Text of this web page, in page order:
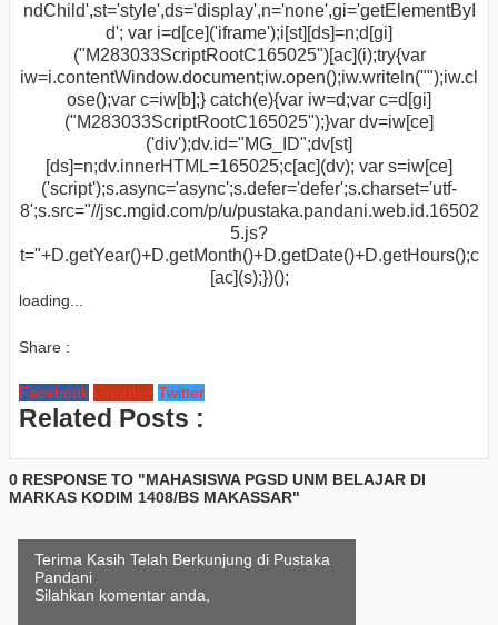
ndChild',st='style',ds='display',n='none',gi='getElementByI
d'; var i=d[ce]('iframe');i[st][ds]=n;d[gi]
("M283033ScriptRootC165025")[ac](i);try{var
iw=i.contentWindow.document;iw.open();iw.writeln("");iw.cl
ose();var c=iw[b];} catch(e){var iw=d;var c=d[gi]
("M283033ScriptRootC165025");}var dv=iw[ce]
('div');dv.id="MG_ID";dv[st]
[ds]=n;dv.innerHTML=165025;c[ac](dv); var s=iw[ce]
('script');s.async='async';s.defer='defer';s.charset='utf-
8';s.src="//jsc.mgid.com/p/u/pustaka.pandani.web.id.16502
5.js?
t="+D.getYear()+D.getMonth()+D.getDate()+D.getHours();c
[ac](s);})();
loading...
Share :
Facebook Google+ Twitter
Related Posts :
0 RESPONSE TO "MAHASISWA PGSD UNM BELAJAR DI
MARKAS KODIM 1408/BS MAKASSAR"
Terima Kasih Telah Berkunjung di Pustaka
Pandani
Silahkan komentar anda,